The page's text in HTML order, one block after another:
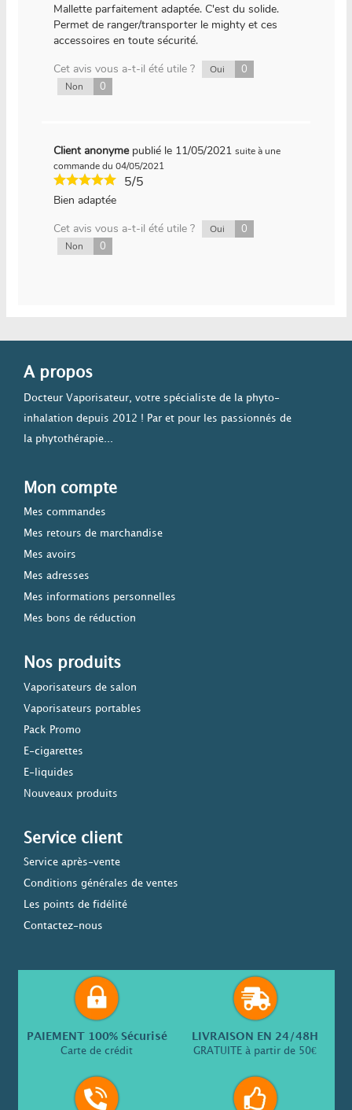
Mallette parfaitement adaptée. C'est du solide.
Permet de ranger/transporter le mighty et ces
accessoires en toute sécurité.
Cet avis vous a-t-il été utile ?
Oui 0
Non 0
Client anonyme publié le 11/05/2021 suite à une
commande du 04/05/2021
5/5
Bien adaptée
Cet avis vous a-t-il été utile ?
Oui 0
Non 0
A propos
Docteur Vaporisateur, votre spécialiste de la phyto-
inhalation depuis 2012 ! Par et pour les passionnés de
la phytothérapie...
Mon compte
Mes commandes
Mes retours de marchandise
Mes avoirs
Mes adresses
Mes informations personnelles
Mes bons de réduction
Nos produits
Vaporisateurs de salon
Vaporisateurs portables
Pack Promo
E-cigarettes
E-liquides
Nouveaux produits
Service client
Service après-vente
Conditions générales de ventes
Les points de fidélité
Contactez-nous
PAIEMENT 100% Sécurisé
Carte de crédit
LIVRAISON EN 24/48H
GRATUITE à partir de 50€